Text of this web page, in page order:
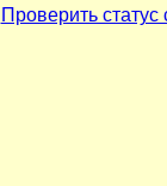
Проверить статус